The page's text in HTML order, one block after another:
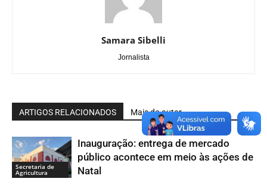
Samara Sibelli
Jornalista
ARTIGOS RELACIONADOS Mais do autor
Secretaria de
Agricultura
Inauguração: entrega de mercado
público acontece em meio às ações de
Natal